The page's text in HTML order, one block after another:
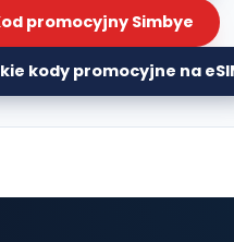
promocyjny Simbye
kody promocyjne na